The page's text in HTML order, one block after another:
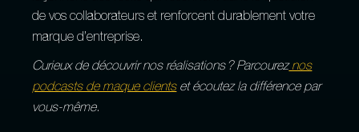
de vos collaborateurs et renforcent durablement votre
marque d’entreprise.
Curieux de découvrir nos réalisations ? Parcoureznos
podcasts de maque clientset écoutez la différence par
vous‑même.